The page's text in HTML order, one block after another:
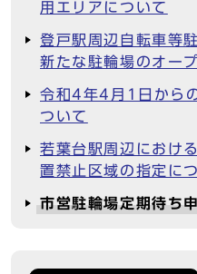
用エリアについて
登戸駅周辺自転車等
新たな駐輪場のオー
令和4年4月1日から
ついて
若葉台駅周辺におけ
置禁止区域の指定に
市営駐輪場定期待ち